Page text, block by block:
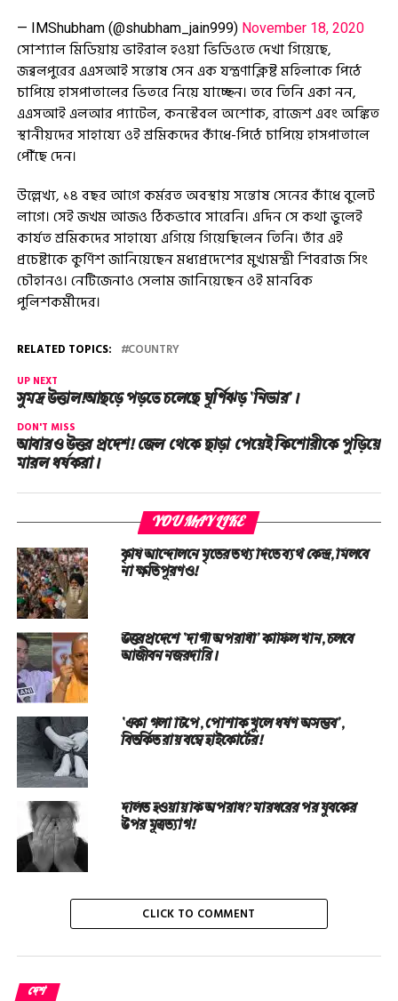
— IMShubham (@shubham_jain999) November 18, 2020
সোশ্যাল মিডিয়ায় ভাইরাল হওয়া ভিডিওতে দেখা গিয়েছে,
জব্বলপুরের এএসআই সন্তোষ সেন এক যন্ত্রণাক্লিষ্ট মহিলাকে পিঠে
চাপিয়ে হাসপাতালের ভিতরে নিয়ে যাচ্ছেন। তবে তিনি একা নন,
এএসআই এলআর প্যাটেল, কনস্টেবল অশোক, রাজেশ এবং অঙ্কিত
স্থানীয়দের সাহায্যে ওই শ্রমিকদের কাঁধে-পিঠে চাপিয়ে হাসপাতালে
পৌঁছে দেন।
উল্লেখ্য, ১৪ বছর আগে কর্মরত অবস্থায় সন্তোষ সেনের কাঁধে বুলেট
লাগে। সেই জখম আজও ঠিকভাবে সারেনি। এদিন সে কথা ভুলেই
কার্যত শ্রমিকদের সাহায্যে এগিয়ে গিয়েছিলেন তিনি। তাঁর এই
প্রচেষ্টাকে কুর্ণিশ জানিয়েছেন মধ্যপ্রদেশের মুখ্যমন্ত্রী শিবরাজ সিং
চৌহানও। নেটিজেনাও সেলাম জানিয়েছেন ওই মানবিক
পুলিশকর্মীদের।
RELATED TOPICS: COUNTRY
UP NEXT
সুমদ্র উত্তাল!আছড়ে পড়তে চলেছে ঘূর্ণিঝড় ‘নিভার’।
DON'T MISS
আবারও উত্তর প্রদেশ! জেল থেকে ছাড়া পেয়েই কিশোরীকে পুড়িয়ে
মারল ধর্ষকরা।
YOU MAY LIKE
কৃষি আন্দোলনে মৃতের তথ‌্য দিতে ব্যর্থ কেন্দ্র, মিলবে
না ক্ষতিপূরণও!
উত্তরপ্রদেশে ‘দাগী অপরাধী’ কাফিল খান, চলবে
আজীবন নজরদারি।
‘একা গলা টিপে, পোশাক খুলে ধর্ষণ অসম্ভব’,
বিতর্কিত রায় বম্বে হাইকোর্টের!
দলিত হওয়ায় কি অপরাধ? মারধরের পর যুবকের
উপর মূত্রত্যাগ!
CLICK TO COMMENT
দেশ